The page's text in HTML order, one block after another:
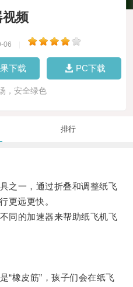
视频
06
下载 PC下载
，安全绿色
排行
一，通过折叠和调整纸飞
更远更快。
的加速器来帮助纸飞机飞
橡皮筋”，孩子们会在纸飞